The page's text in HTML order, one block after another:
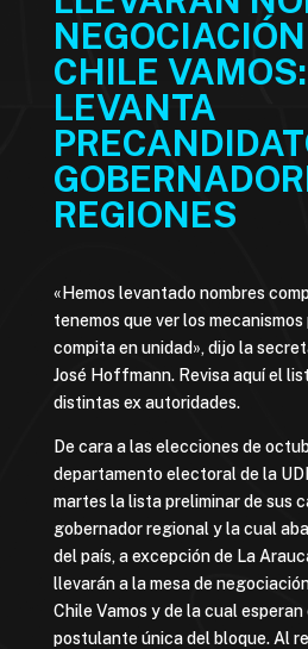
CHILE
LEVANTA
REGIONES
«Hemos levantado nombres
tenemos que ver los
compita en unidad», dijo la
José Hoffmann. Revisa aquí el
distintas ex autoridades.
De cara a las elecciones de
departamento electoral de la
martes la lista preliminar de sus
gobernador regional y la cual
del país, a excepción de La
llevarán a la mesa de
Chile Vamos y de la cual
postulante única del bloque. Al